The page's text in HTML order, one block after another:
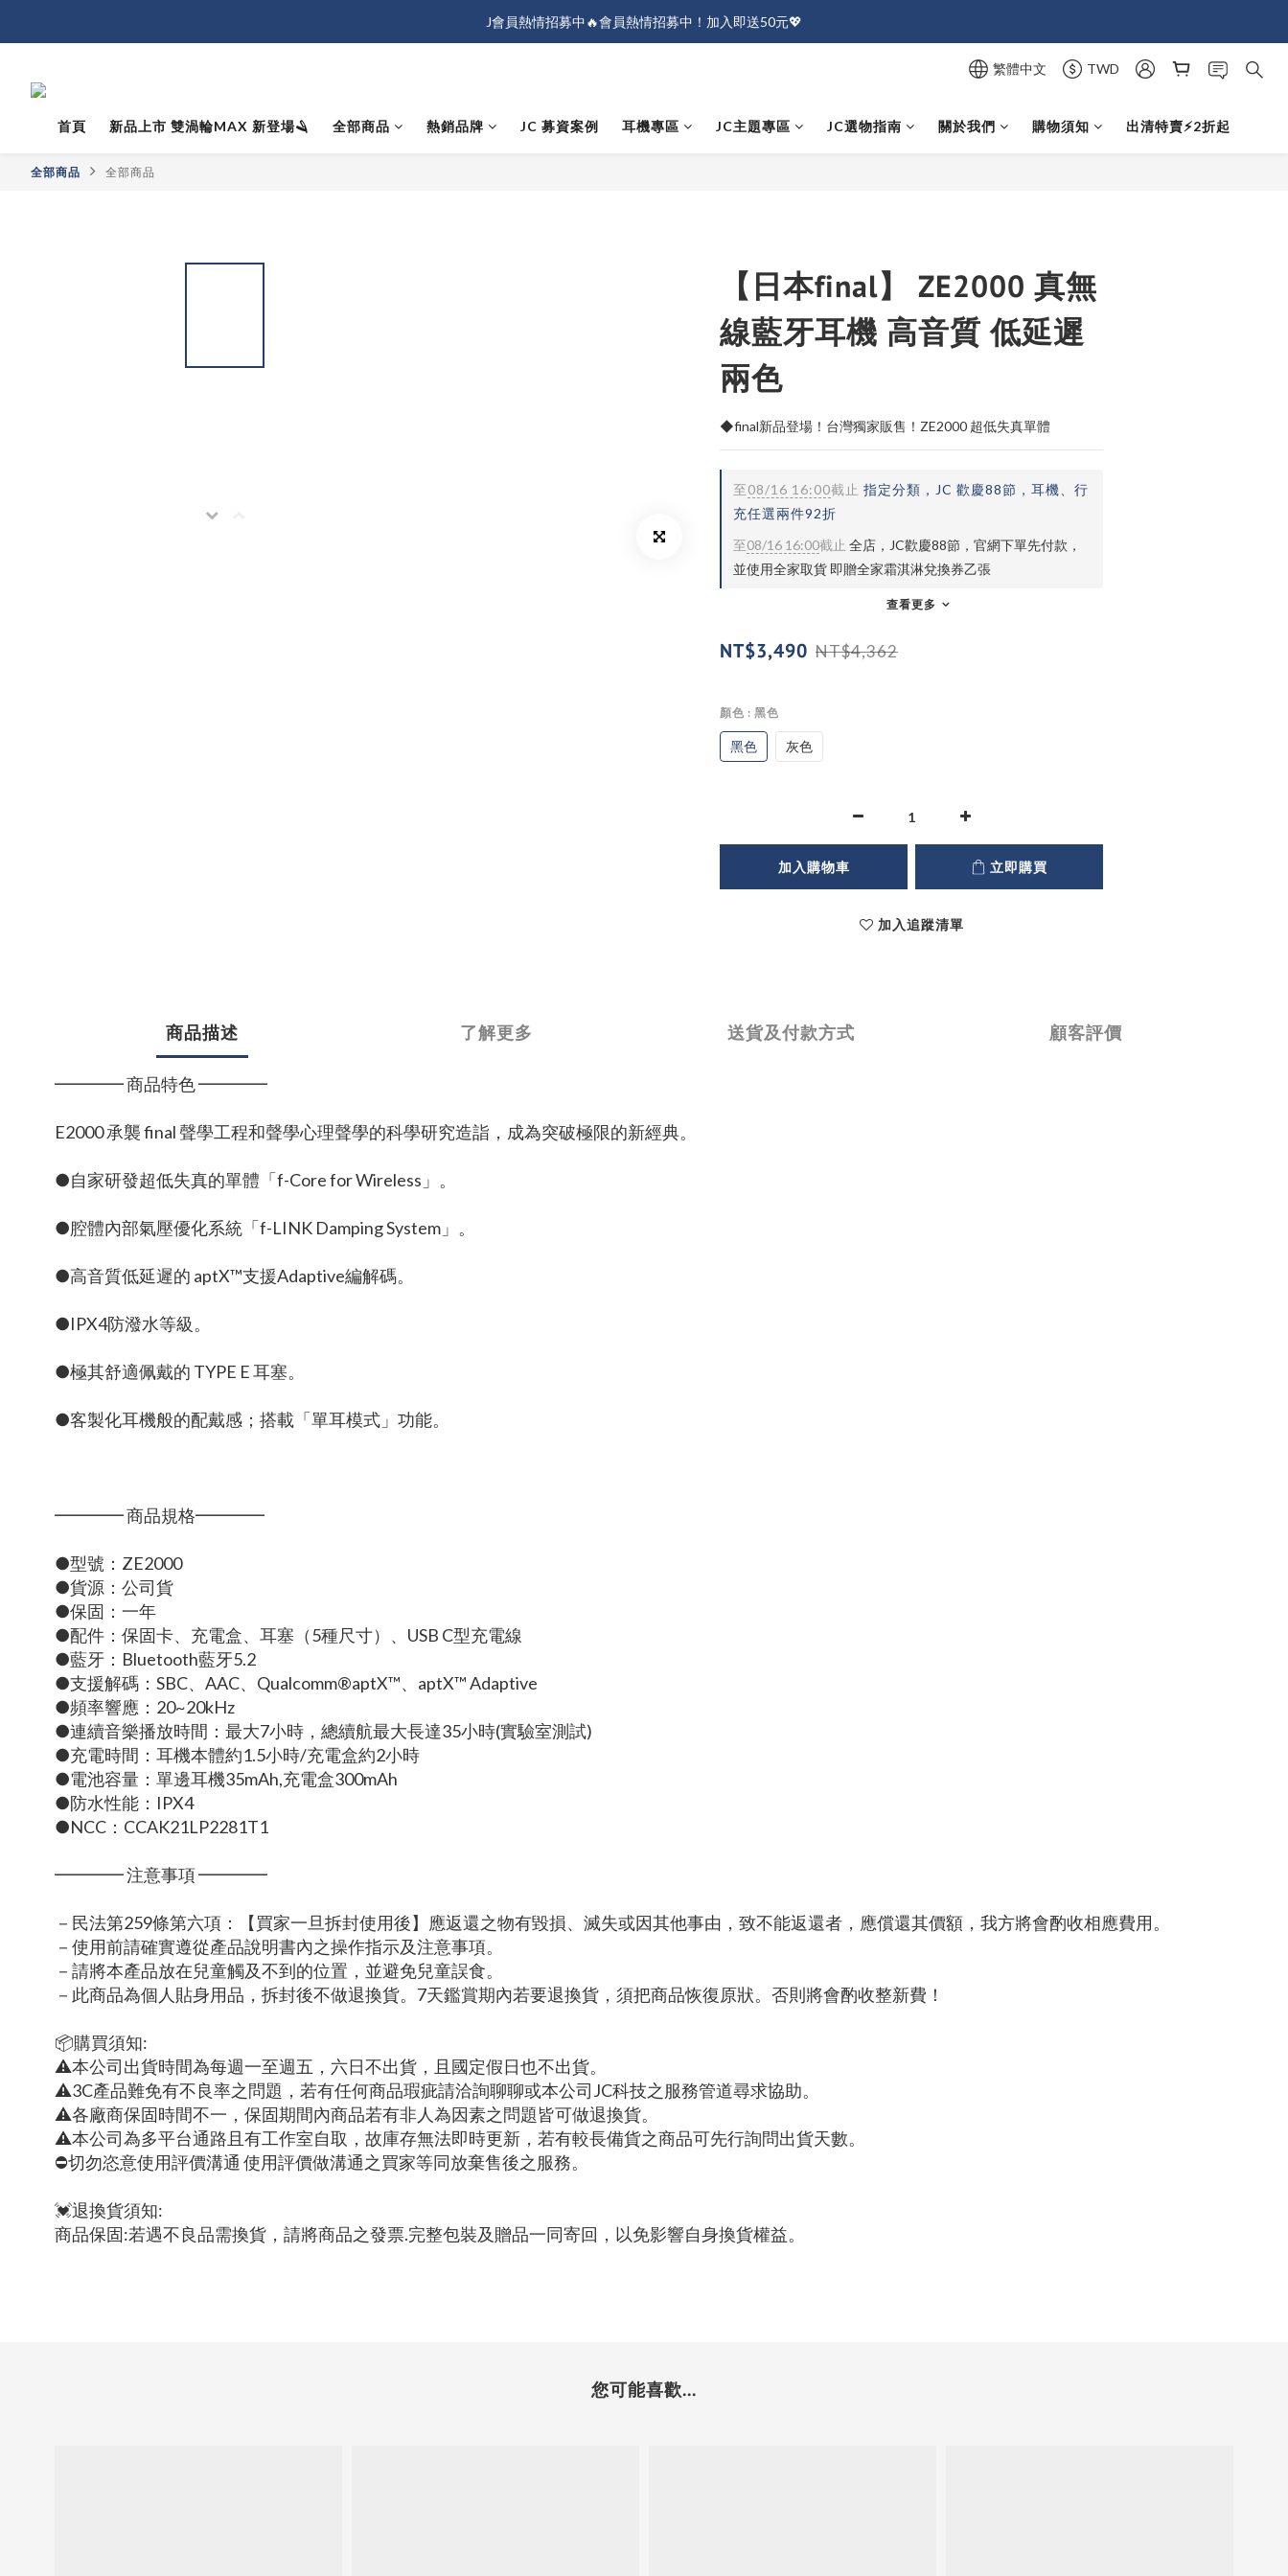
J會員熱情招募中🔥會員熱情招募中！加入即送50元💖
J會員熱情招募中🔥會員熱情招募中！加入即送50元💖
繁體中文 TWD
首頁 新品上市 雙渦輪MAX 新登場🪒 全部商品 熱銷品牌 JC 募資案例 耳機專區 JC主題專區 JC選物指南 關於我們 購物須知 出清特賣⚡️2折起
全部商品 全部商品
【日本final】 ZE2000 真無
線藍牙耳機 高音質 低延遲
兩色
◆final新品登場！台灣獨家販售！ZE2000 超低失真單體
至08/16 16:00截止 指定分類，JC 歡慶88節，耳機、行
充任選兩件92折
至08/16 16:00截止 全店，JC歡慶88節，官網下單先付款，
並使用全家取貨 即贈全家霜淇淋兌換券乙張
查看更多
NT$3,490 NT$4,362
顏色 : 黑色
黑色 灰色
加入購物車 立即購買
加入追蹤清單
商品描述 了解更多 送貨及付款方式 顧客評價
━━━━ 商品特色 ━━━━
E2000 承襲 final 聲學工程和聲學心理聲學的科學研究造詣，成為突破極限的新經典。
●自家研發超低失真的單體「f-Core for Wireless」。
●腔體內部氣壓優化系統「f-LINK Damping System」。
●高音質低延遲的 aptX™支援Adaptive編解碼。
●IPX4防潑水等級。
●極其舒適佩戴的 TYPE E 耳塞。
●客製化耳機般的配戴感；搭載「單耳模式」功能。
━━━━ 商品規格━━━━
●型號：ZE2000
●貨源：公司貨
●保固：一年
●配件：保固卡、充電盒、耳塞（5種尺寸）、USB C型充電線
●藍牙：Bluetooth藍牙5.2
●支援解碼：SBC、AAC、Qualcomm®aptX™、aptX™ Adaptive
●頻率響應：20~20kHz
●連續音樂播放時間：最大7小時，總續航最大長達35小時(實驗室測試)
●充電時間：耳機本體約1.5小時/充電盒約2小時
●電池容量：單邊耳機35mAh,充電盒300mAh
●防水性能：IPX4
●NCC：CCAK21LP2281T1
━━━━ 注意事項 ━━━━
－民法第259條第六項：【買家一旦拆封使用後】應返還之物有毀損、滅失或因其他事由，致不能返還者，應償還其價額，我方將會酌收相應費用。
－使用前請確實遵從產品說明書內之操作指示及注意事項。
－請將本產品放在兒童觸及不到的位置，並避免兒童誤食。
－此商品為個人貼身用品，拆封後不做退換貨。7天鑑賞期內若要退換貨，須把商品恢復原狀。否則將會酌收整新費！
📦購買須知:
⚠本公司出貨時間為每週一至週五，六日不出貨，且國定假日也不出貨。
⚠3C產品難免有不良率之問題，若有任何商品瑕疵請洽詢聊聊或本公司JC科技之服務管道尋求協助。
⚠各廠商保固時間不一，保固期間內商品若有非人為因素之問題皆可做退換貨。
⚠本公司為多平台通路且有工作室自取，故庫存無法即時更新，若有較長備貨之商品可先行詢問出貨天數。
⛔切勿恣意使用評價溝通 使用評價做溝通之買家等同放棄售後之服務。
💓退換貨須知:
商品保固:若遇不良品需換貨，請將商品之發票.完整包裝及贈品一同寄回，以免影響自身換貨權益。
您可能喜歡...